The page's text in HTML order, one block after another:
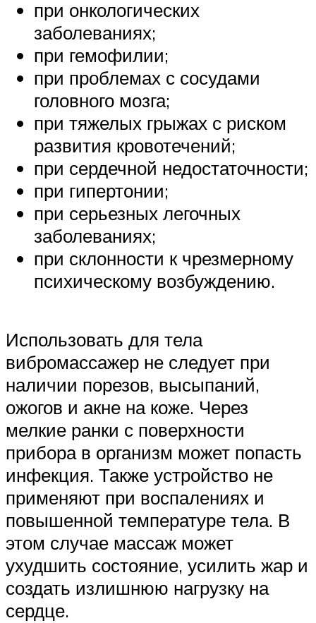
при онкологических
заболеваниях;
при гемофилии;
при проблемах с сосудами
головного мозга;
при тяжелых грыжах с риском
развития кровотечений;
при сердечной недостаточности;
при гипертонии;
при серьезных легочных
заболеваниях;
при склонности к чрезмерному
психическому возбуждению.
Использовать для тела
вибромассажер не следует при
наличии порезов, высыпаний,
ожогов и акне на коже. Через
мелкие ранки с поверхности
прибора в организм может попасть
инфекция. Также устройство не
применяют при воспалениях и
повышенной температуре тела. В
этом случае массаж может
ухудшить состояние, усилить жар и
создать излишнюю нагрузку на
сердце.